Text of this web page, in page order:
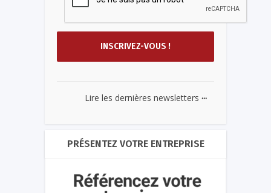
Lire les dernières newsletters ...
PRÉSENTEZ VOTRE ENTREPRISE